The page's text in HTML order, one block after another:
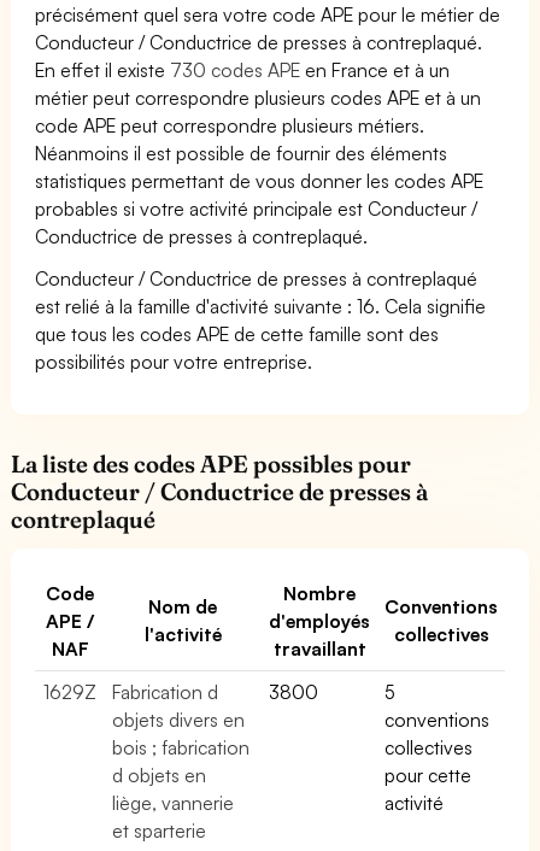
précisément quel sera votre code APE pour le métier de
Conducteur / Conductrice de presses à contreplaqué.
En effet il existe 730 codes APE en France et à un
métier peut correspondre plusieurs codes APE et à un
code APE peut correspondre plusieurs métiers.
Néanmoins il est possible de fournir des éléments
statistiques permettant de vous donner les codes APE
probables si votre activité principale est Conducteur /
Conductrice de presses à contreplaqué.
Conducteur / Conductrice de presses à contreplaqué
est relié à la famille d'activité suivante : 16. Cela signifie
que tous les codes APE de cette famille sont des
possibilités pour votre entreprise.
La liste des codes APE possibles pour
Conducteur / Conductrice de presses à
contreplaqué
Code
APE /
NAF
Nom de
l'activité
Nombre
d'employés
travaillant
Conventions
collectives
1629Z
Fabrication d
objets divers en
bois ; fabrication
d objets en
liège, vannerie
et sparterie
3800
5
conventions
collectives
pour cette
activité